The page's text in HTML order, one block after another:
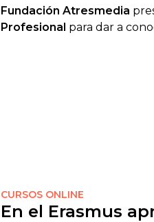
Fundación Atresmedia
Profesional para dar a
CURSOS ONLINE
En el Erasmus